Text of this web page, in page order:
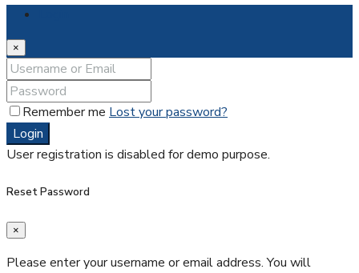
×
Remember me Lost your password?
Login
User registration is disabled for demo purpose.
Reset Password
×
Please enter your username or email address. You will